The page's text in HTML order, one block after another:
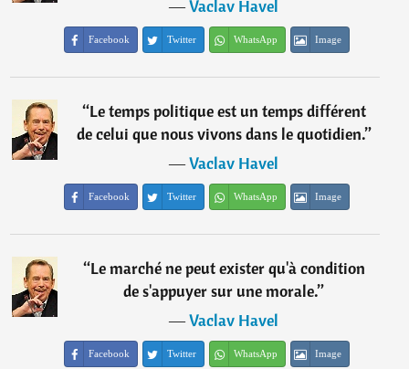
―Vaclav Havel
Facebook Twitter WhatsApp Image
“Le temps politique est un temps différent
de celui que nous vivons dans le quotidien.”
―Vaclav Havel
Facebook Twitter WhatsApp Image
“Le marché ne peut exister qu'à condition
de s'appuyer sur une morale.”
―Vaclav Havel
Facebook Twitter WhatsApp Image